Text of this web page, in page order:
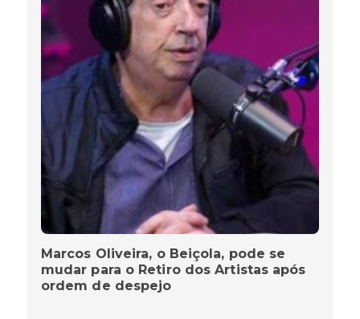
Marcos Oliveira, o Beiçola, pode se
mudar para o Retiro dos Artistas após
ordem de despejo